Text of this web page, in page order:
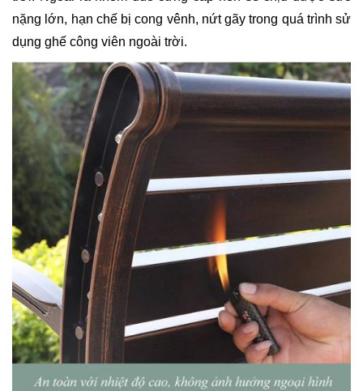
nặng lớn, hạn chế bị cong vênh, nứt gãy trong quá trình sử
dụng ghế công viên ngoài trời.